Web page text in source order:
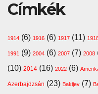
Címkék
1914 (6) 1916 (6) 1917 (11)
1991 (9) 2004 (6) 2007 (7) 2008
(10) 2014 (16) 2022 (6)
Azerbajdzsán (23) Bakijev (7)